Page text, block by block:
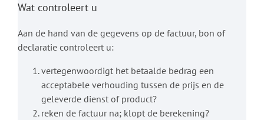
Wat controleert u
Aan de hand van de gegevens op de factuur, bon of
declaratie controleert u:
vertegenwoordigt het betaalde bedrag een
acceptabele verhouding tussen de prijs en de
geleverde dienst of product?
reken de factuur na; klopt de berekening?